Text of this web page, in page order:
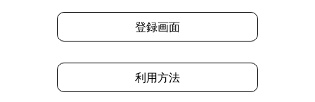
登録画面
利用方法